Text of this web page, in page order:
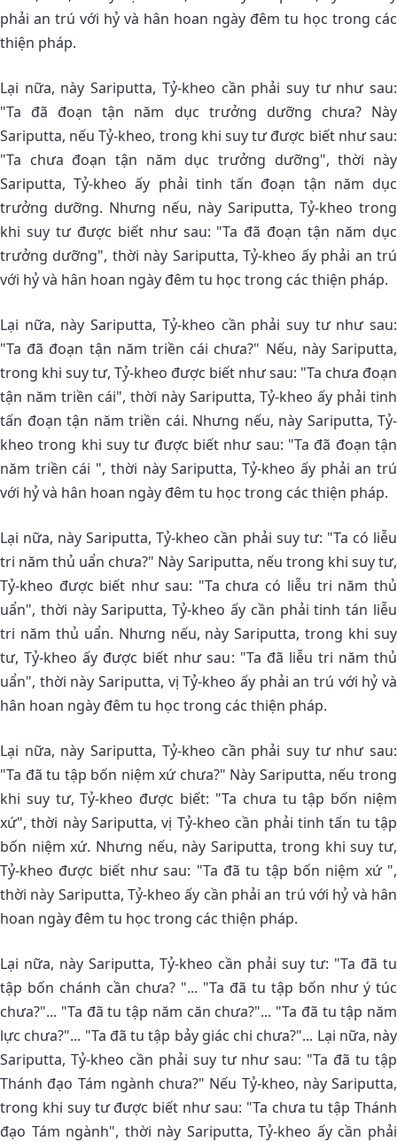
phải an trú với hỷ và hân hoan ngày đêm tu học trong các
thiện pháp.
Lại nữa, này Sariputta, Tỷ-kheo cần phải suy tư như sau:
"Ta đã đoạn tận năm dục trưởng dưỡng chưa? Này
Sariputta, nếu Tỷ-kheo, trong khi suy tư được biết như sau:
"Ta chưa đoạn tận năm dục trưởng dưỡng", thời này
Sariputta, Tỷ-kheo ấy phải tinh tấn đoạn tận năm dục
trưởng dưỡng. Nhưng nếu, này Sariputta, Tỷ-kheo trong
khi suy tư được biết như sau: "Ta đã đoạn tận năm dục
trưởng dưỡng", thời này Sariputta, Tỷ-kheo ấy phải an trú
với hỷ và hân hoan ngày đêm tu học trong các thiện pháp.
Lại nữa, này Sariputta, Tỷ-kheo cần phải suy tư như sau:
"Ta đã đoạn tận năm triền cái chưa?" Nếu, này Sariputta,
trong khi suy tư, Tỷ-kheo được biết như sau: "Ta chưa đoạn
tận năm triền cái", thời này Sariputta, Tỷ-kheo ấy phải tinh
tấn đoạn tận năm triền cái. Nhưng nếu, này Sariputta, Tỷ-
kheo trong khi suy tư được biết như sau: "Ta đã đoạn tận
năm triền cái ", thời này Sariputta, Tỷ-kheo ấy phải an trú
với hỷ và hân hoan ngày đêm tu học trong các thiện pháp.
Lại nữa, này Sariputta, Tỷ-kheo cần phải suy tư: "Ta có liễu
tri năm thủ uẩn chưa?" Này Sariputta, nếu trong khi suy tư,
Tỷ-kheo được biết như sau: "Ta chưa có liễu tri năm thủ
uẩn", thời này Sariputta, Tỷ-kheo ấy cần phải tinh tán liễu
tri năm thủ uẩn. Nhưng nếu, này Sariputta, trong khi suy
tư, Tỷ-kheo ấy được biết như sau: "Ta đã liễu tri năm thủ
uẩn", thời này Sariputta, vị Tỷ-kheo ấy phải an trú với hỷ và
hân hoan ngày đêm tu học trong các thiện pháp.
Lại nữa, này Sariputta, Tỷ-kheo cần phải suy tư như sau:
"Ta đã tu tập bốn niệm xứ chưa?" Này Sariputta, nếu trong
khi suy tư, Tỷ-kheo được biết: "Ta chưa tu tập bốn niệm
xứ", thời này Sariputta, vị Tỷ-kheo cần phải tinh tấn tu tập
bốn niệm xứ. Nhưng nếu, này Sariputta, trong khi suy tư,
Tỷ-kheo được biết như sau: "Ta đã tu tập bốn niệm xứ ",
thời này Sariputta, Tỷ-kheo ấy cần phải an trú với hỷ và hân
hoan ngày đêm tu học trong các thiện pháp.
Lại nữa, này Sariputta, Tỷ-kheo cần phải suy tư: "Ta đã tu
tập bốn chánh cần chưa? "... "Ta đã tu tập bốn như ý túc
chưa?"... "Ta đã tu tập năm căn chưa?"... "Ta đã tu tập năm
lực chưa?"... "Ta đã tu tập bảy giác chi chưa?"... Lại nữa, này
Sariputta, Tỷ-kheo cần phải suy tư như sau: "Ta đã tu tập
Thánh đạo Tám ngành chưa?" Nếu Tỷ-kheo, này Sariputta,
trong khi suy tư được biết như sau: "Ta chưa tu tập Thánh
đạo Tám ngành", thời này Sariputta, Tỷ-kheo ấy cần phải